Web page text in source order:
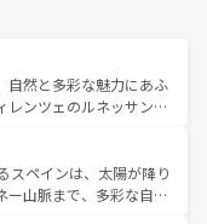
自然と多彩な魅力にあふ
レンツェのルネッサンス
やアマルフィ海岸の絶
観光の合間には、本場の
ア料理を堪能することも
スペインは、太陽が降り
ー山脈まで、多彩な自然